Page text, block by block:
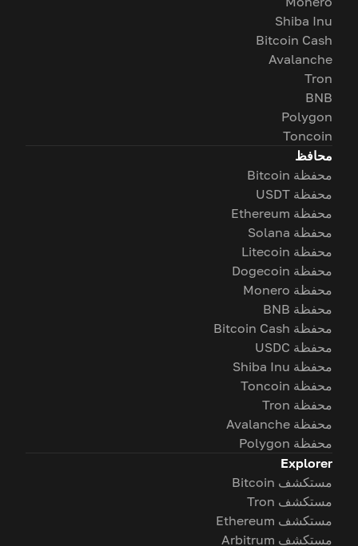
Shiba Inu
Bitcoin Cash
Avalanche
Tron
BNB
Polygon
Toncoin
محافظ
محفظة Bitcoin
محفظة USDT
محفظة Ethereum
محفظة Solana
محفظة Litecoin
محفظة Dogecoin
محفظة Monero
محفظة BNB
محفظة Bitcoin Cash
محفظة USDC
محفظة Shiba Inu
محفظة Toncoin
محفظة Tron
محفظة Avalanche
محفظة Polygon
Explorer
مستكشف Bitcoin
مستكشف Tron
مستكشف Ethereum
مستكشف Arbitrum